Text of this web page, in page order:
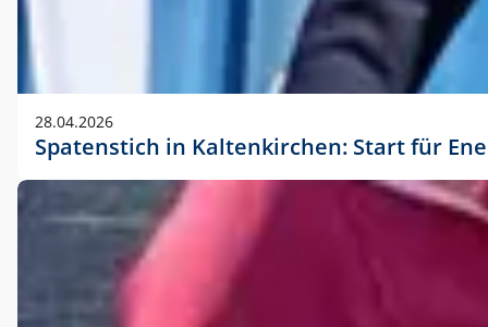
28.04.2026
Spatenstich in Kaltenkirchen: Start für